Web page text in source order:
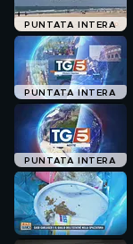
PUNTATA INTERA
PUNTATA INTERA
PUNTATA INTERA